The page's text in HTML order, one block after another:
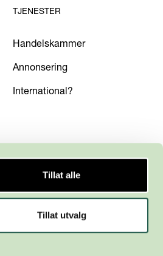
Tillat alle
Tillat utvalg
TJENESTER
Handelskammer
Annonsering
International?